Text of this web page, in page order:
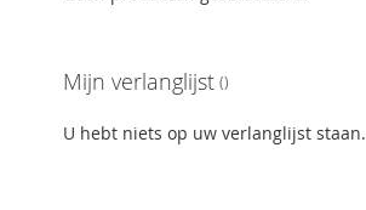
Mijn verlanglijst
U hebt niets op uw verlanglijst staan.